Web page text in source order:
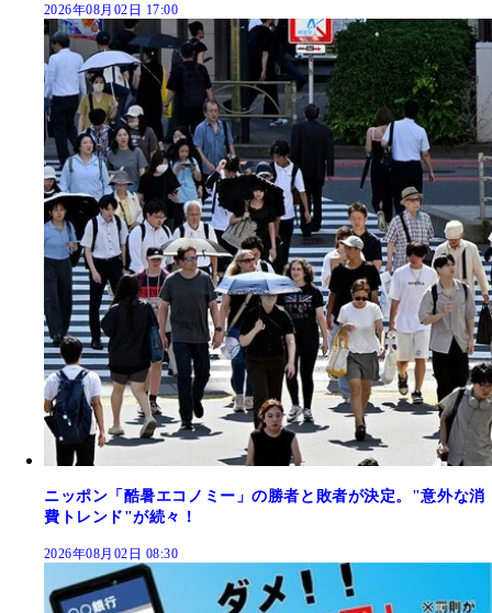
2026年08月02日 17:00
ニッポン「酷暑エコノミー」の勝者と敗者が決定。"意外な消
費トレンド"が続々！
2026年08月02日 08:30